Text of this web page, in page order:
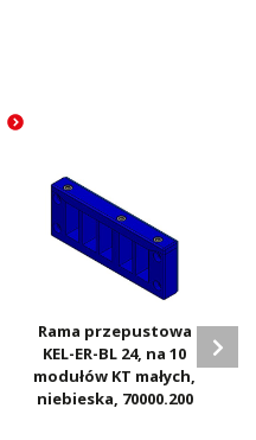
Rama przepustowa
KEL-ER-BL 24, na 10
modułów KT małych,
niebieska, 70000.200